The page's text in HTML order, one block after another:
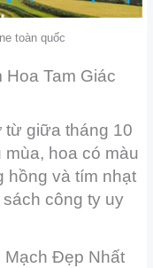
toàn quốc
Tam Giác
từ giữa tháng 10
hoa có màu
hồng và tím nhạt
công ty uy
Mạch Đẹp Nhất